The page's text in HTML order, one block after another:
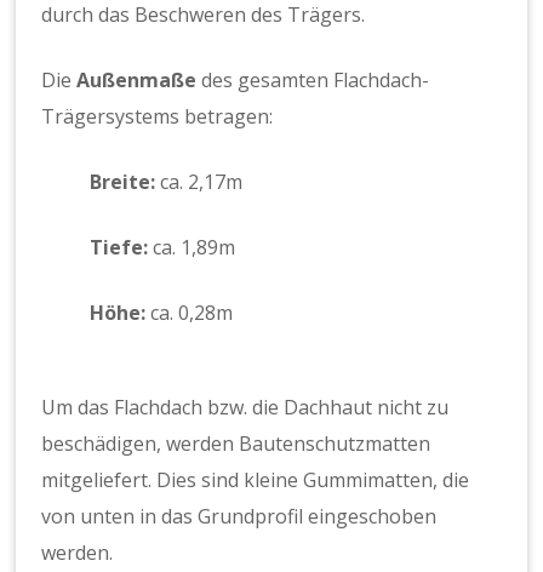
durch das Beschweren des Trägers.
DieAußenmaße des gesamten Flachdach-
Trägersystems betragen:
Breite:ca. 2,17m
Tiefe:ca. 1,89m
Höhe:ca. 0,28m
Um das Flachdach bzw. die Dachhaut nicht zu
beschädigen, werden Bautenschutzmatten
mitgeliefert. Dies sind kleine Gummimatten, die
von unten in das Grundprofil eingeschoben
werden.